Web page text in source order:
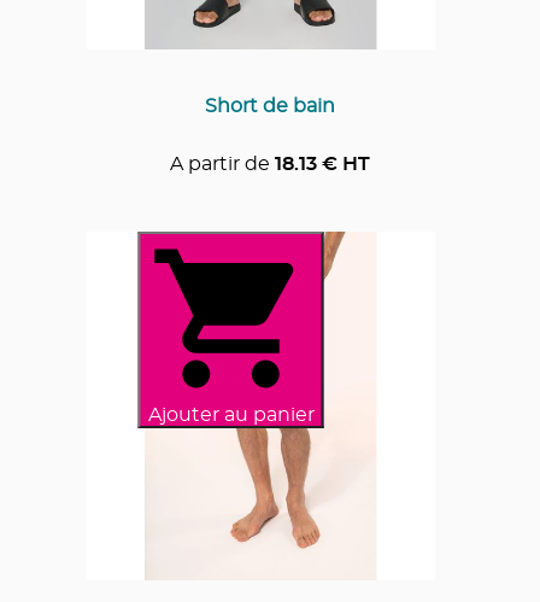
Short de bain
A partir de 18.13 € HT
Ajouter au panier